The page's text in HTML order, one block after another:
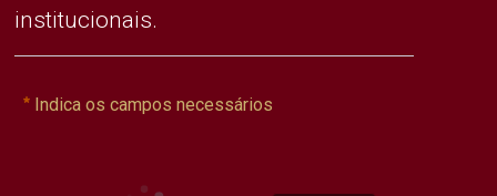
institucionais.
Indica os campos necessários